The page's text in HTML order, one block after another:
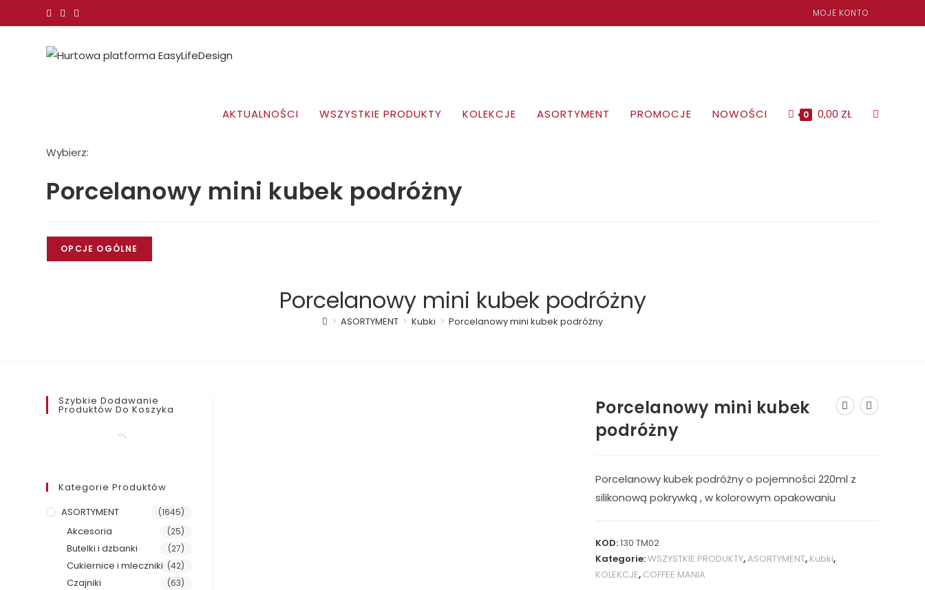
treści
MOJE KONTO
AKTUALNOŚCI WSZYSTKIE PRODUKTY KOLEKCJE ASORTYMENT PROMOCJE NOWOŚCI 0 0,00 ZŁ TOGGLE
Wybierz:
Porcelanowy mini kubek podróżny
OPCJE OGÓLNE
Porcelanowy mini kubek podróżny
> ASORTYMENT > Kubki > Porcelanowy mini kubek podróżny
Porcelanowy mini kubek
podróżny
Porcelanowy kubek podróżny o pojemności 220ml z
silikonową pokrywką , w kolorowym opakowaniu
KOD:130 TM02
Kategorie:WSZYSTKIE PRODUKTY,ASORTYMENT, Kubki,
KOLEKCJE, COFFEE MANIA
Szybkie Dodawanie
Produktów Do Koszyka
Kategorie Produktów
ASORTYMENT
(1645)
Akcesoria (25)
Butelki i dzbanki (27)
Cukiernice i mleczniki (42)
Czajniki (63)